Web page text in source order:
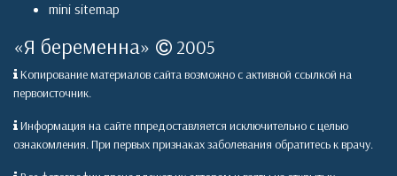
mini sitemap
«Я беременна» 2005
Копирование материалов сайта возможно с активной ссылкой на
первоисточник.
Информация на сайте ппредоставляется исключительно с целью
ознакомления. При первых признаках заболевания обратитесь к врачу.